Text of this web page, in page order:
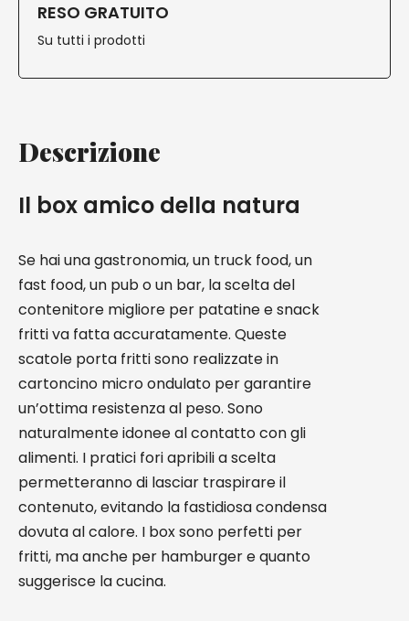
RESO GRATUITO
Su tutti i prodotti
Descrizione
Il box amico della natura
Se hai una gastronomia, un truck food, un
fast food, un pub o un bar, la scelta del
contenitore migliore per patatine e snack
fritti va fatta accuratamente. Queste
scatole porta fritti sono realizzate in
cartoncino micro ondulato per garantire
un’ottima resistenza al peso. Sono
naturalmente idonee al contatto con gli
alimenti. I pratici fori apribili a scelta
permetteranno di lasciar traspirare il
contenuto, evitando la fastidiosa condensa
dovuta al calore. I box sono perfetti per
fritti, ma anche per hamburger e quanto
suggerisce la cucina.